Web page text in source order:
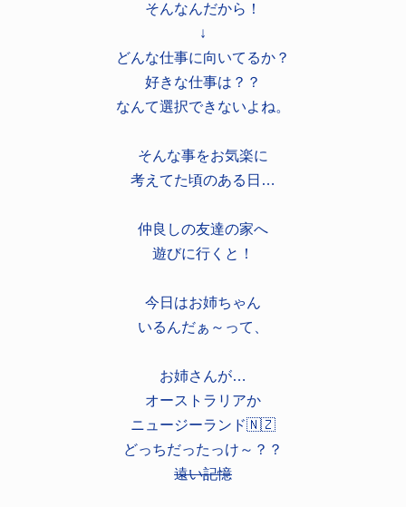
そんなんだから！
↓
どんな仕事に向いてるか？
好きな仕事は？？
なんて選択できないよね。
そんな事をお気楽に
考えてた頃のある日…
仲良しの友達の家へ
遊びに行くと！
今日はお姉ちゃん
いるんだぁ～って、
お姉さんが…
オーストラリアか
ニュージーランド🇳🇿
どっちだったっけ～？？
遠い記憶